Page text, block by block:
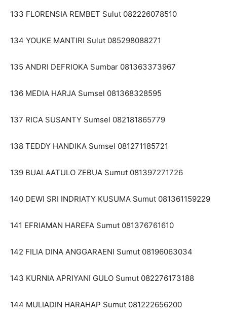
133 FLORENSIA REMBET Sulut 082226078510
134 YOUKE MANTIRI Sulut 085298088271
135 ANDRI DEFRIOKA Sumbar 081363373967
136 MEDIA HARJA Sumsel 081368328595
137 RICA SUSANTY Sumsel 082181865779
138 TEDDY HANDIKA Sumsel 081271185721
139 BUALAATULO ZEBUA Sumut 081397271726
140 DEWI SRI INDRIATY KUSUMA Sumut 081361159229
141 EFRIAMAN HAREFA Sumut 081376761610
142 FILIA DINA ANGGARAENI Sumut 08196063034
143 KURNIA APRIYANI GULO Sumut 082276173188
144 MULIADIN HARAHAP Sumut 081222656200